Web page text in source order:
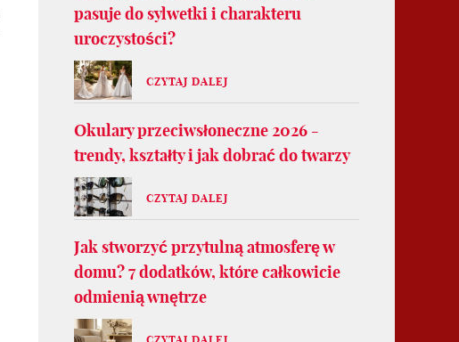
pasuje do sylwetki i charakteru
uroczystości?
CZYTAJ DALEJ
Okulary przeciwsłoneczne 2026 -
trendy, kształty i jak dobrać do twarzy
CZYTAJ DALEJ
Jak stworzyć przytulną atmosferę w
domu? 7 dodatków, które całkowicie
odmienią wnętrze